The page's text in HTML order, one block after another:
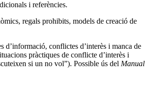
i referències.
regals prohibits, models de creació de
d’informació, conflictes d’interès i manca de
pràctiques de conflicte d’interès i
si un no vol”). Possible ús del Manual